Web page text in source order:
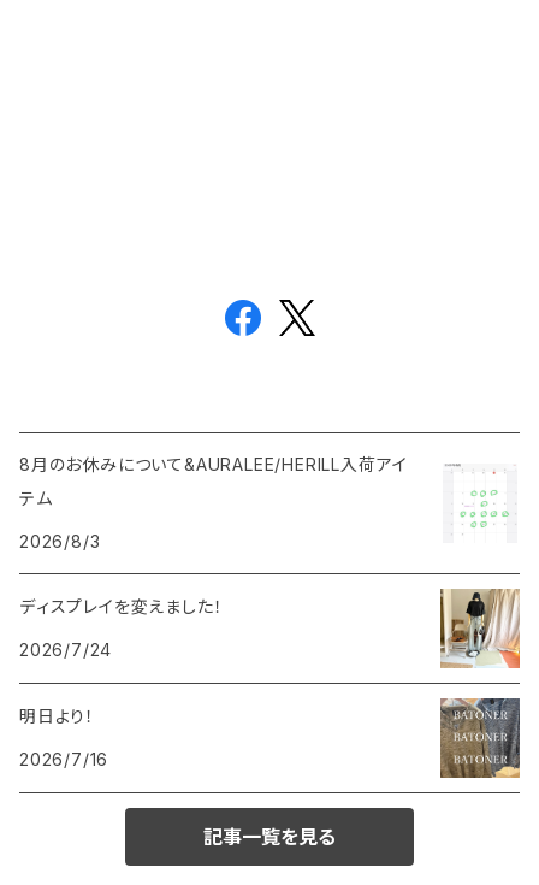
8月のお休みについて&AURALEE/HERILL入荷アイ
テム
2026/8/3
ディスプレイを変えました！
2026/7/24
明日より！
2026/7/16
記事一覧を見る